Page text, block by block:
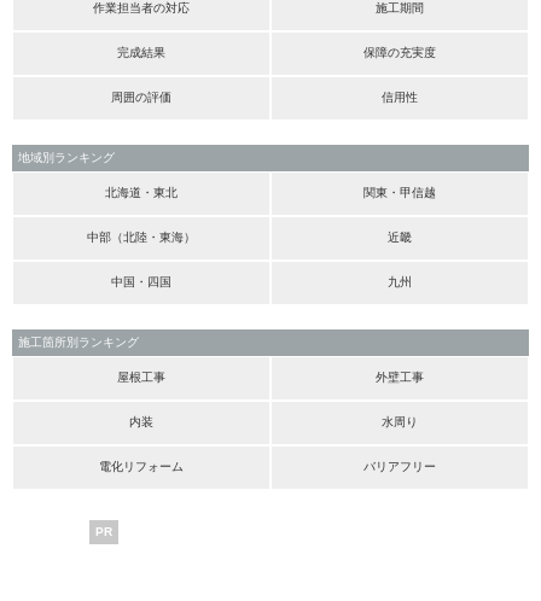
作業担当者の対応 施工期間
完成結果 保障の充実度
周囲の評価 信用性
地域別ランキング
北海道・東北 関東・甲信越
中部（北陸・東海） 近畿
中国・四国 九州
施工箇所別ランキング
屋根工事 外壁工事
内装 水周り
電化リフォーム バリアフリー
PR